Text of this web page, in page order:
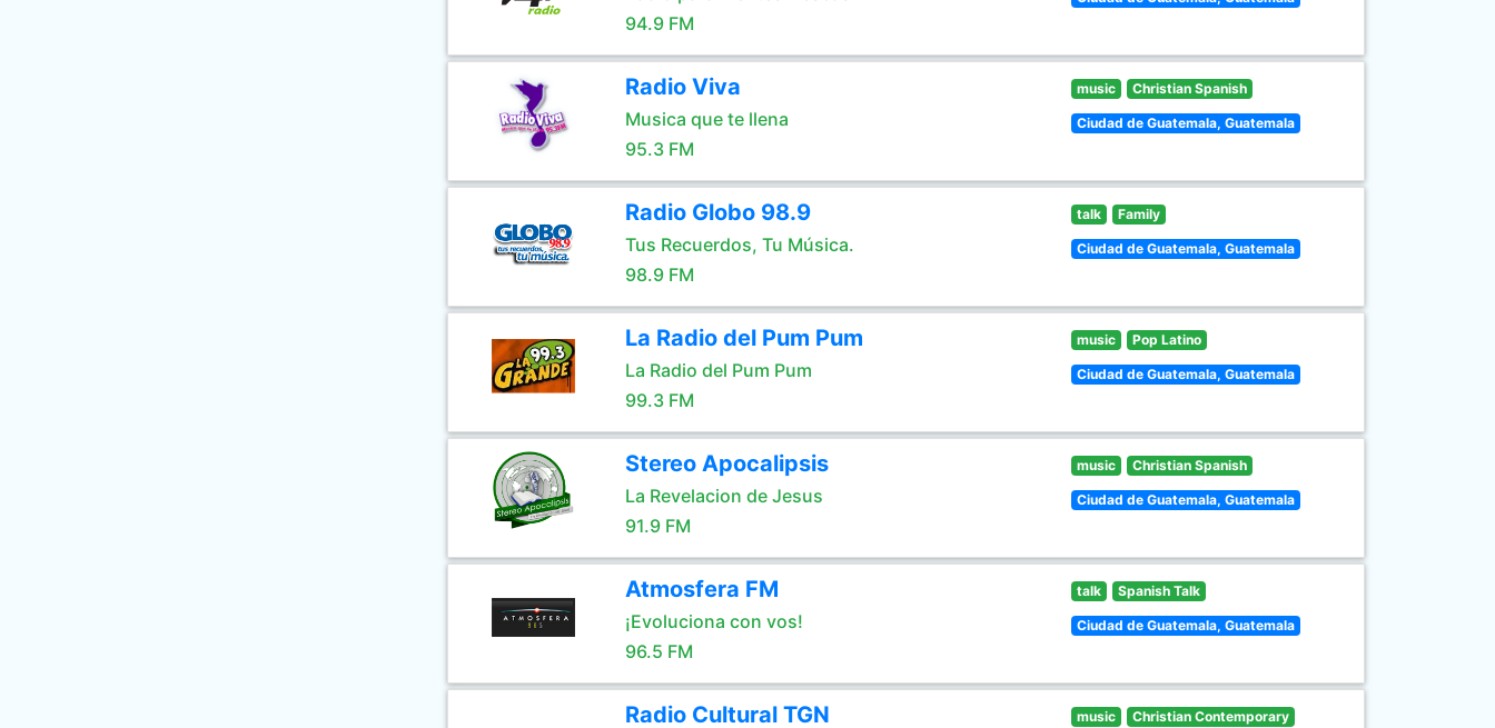
94.9 FM
Radio Viva
Musica que te llena
95.3 FM
music Christian Spanish
Ciudad de Guatemala, Guatemala
Radio Globo 98.9
Tus Recuerdos, Tu Música.
98.9 FM
talk Family
Ciudad de Guatemala, Guatemala
La Radio del Pum Pum
La Radio del Pum Pum
99.3 FM
music Pop Latino
Ciudad de Guatemala, Guatemala
Stereo Apocalipsis
La Revelacion de Jesus
91.9 FM
music Christian Spanish
Ciudad de Guatemala, Guatemala
Atmosfera FM
¡Evoluciona con vos!
96.5 FM
talk Spanish Talk
Ciudad de Guatemala, Guatemala
Radio Cultural TGN music Christian Contemporary